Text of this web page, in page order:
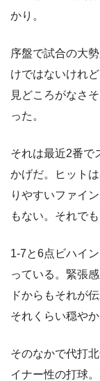
かり。
序盤で試合の大
けではないけれ
見どころがなさ
った。
それは最近2番で
かげだ。ヒット
りやすいファイ
もない。それで
1-7と6点ビハイ
っている。緊張
ドからもそれが
それくらい穏やか
そのなかで代打
イナー性の打球